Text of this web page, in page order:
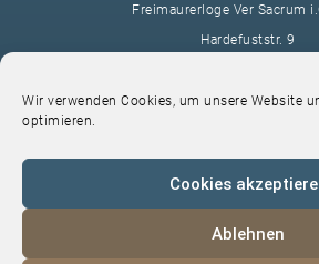
Wir verwenden Cookies, um unsere Website
optimieren.
Cookies
Ablehnen
Freimaurerloge Ver Sacrum
Hardefuststr. 9
sekretariat@ver-
© 2024 Copyright Ver